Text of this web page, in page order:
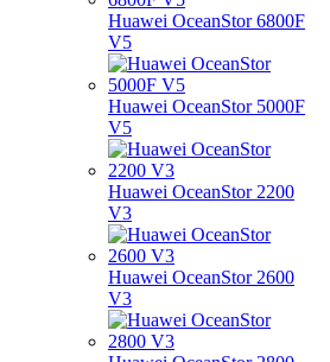
Huawei OceanStor 6800F
V5
Huawei OceanStor 5000F
V5
Huawei OceanStor 2200
V3
Huawei OceanStor 2600
V3